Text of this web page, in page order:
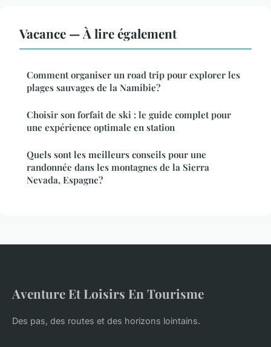
Vacance — À lire également
Comment organiser un road trip pour explorer les
plages sauvages de la Namibie?
Choisir son forfait de ski : le guide complet pour
une expérience optimale en station
Quels sont les meilleurs conseils pour une
randonnée dans les montagnes de la Sierra
Nevada, Espagne?
Aventure Et Loisirs En Tourisme
Des pas, des routes et des horizons lointains.